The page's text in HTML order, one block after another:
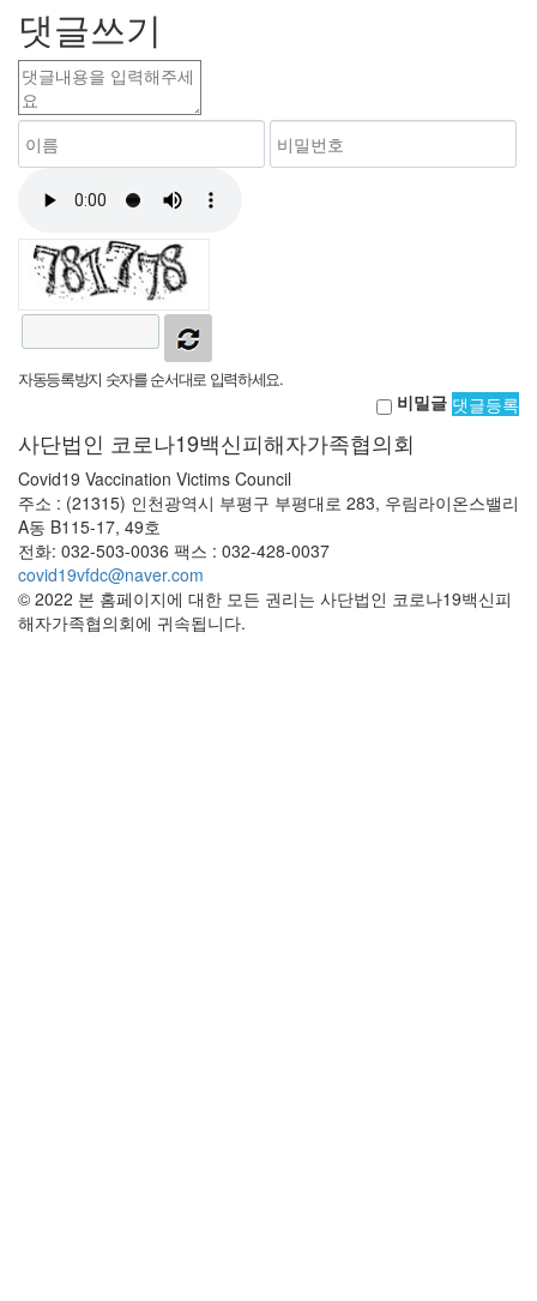
댓글쓰기
자동등록방지 숫자를 순서대로 입력하세요.
비밀글 댓글등록
사단법인 코로나19백신피해자가족협의회
Covid19 Vaccination Victims Council
주소 : (21315) 인천광역시 부평구 부평대로 283, 우림라이온스밸리
A동 B115-17, 49호
전화: 032-503-0036 팩스 : 032-428-0037
covid19vfdc@naver.com
© 2022 본 홈페이지에 대한 모든 권리는 사단법인 코로나19백신피
해자가족협의회에 귀속됩니다.